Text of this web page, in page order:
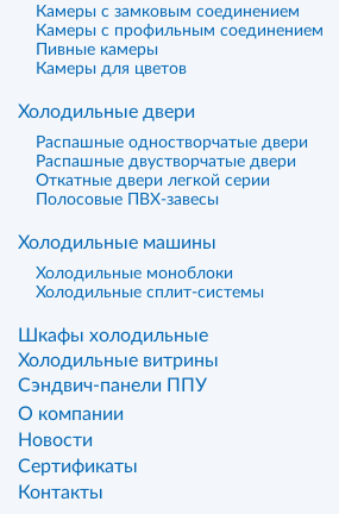
Камеры с замковым соединением
Камеры с профильным соединением
Пивные камеры
Камеры для цветов
Холодильные двери
Распашные одностворчатые двери
Распашные двустворчатые двери
Откатные двери легкой серии
Полосовые ПВХ-завесы
Холодильные машины
Холодильные моноблоки
Холодильные сплит-системы
Шкафы холодильные
Холодильные витрины
Сэндвич-панели ППУ
О компании
Новости
Сертификаты
Контакты